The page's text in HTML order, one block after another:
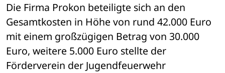
Die Firma Prokon beteiligte sich an den
Gesamtkosten in Höhe von rund 42.000 Euro
mit einem großzügigen Betrag von 30.000
Euro, weitere 5.000 Euro stellte der
Förderverein der Jugendfeuerwehr